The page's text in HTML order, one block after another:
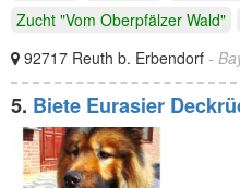
Zucht "Vom Oberpfälzer Wald"
92717 Reuth b. Erbendorf -
5. Biete Eurasier